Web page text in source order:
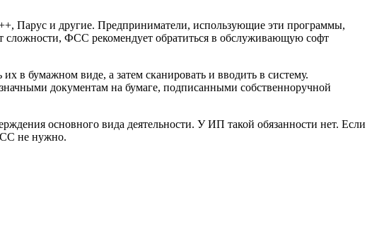
Парус и другие. Предприниматели, использующие эти программы,
ФСС рекомендует обратиться в обслуживающую софт
в бумажном виде, а затем сканировать и вводить в систему.
документам на бумаге, подписанными собственноручной
основного вида деятельности. У ИП такой обязанности нет. Если
не нужно.